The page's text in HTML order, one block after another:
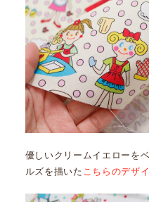
優しいクリームイエローを
ルズを描いた こちらのデザ